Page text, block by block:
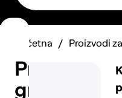
Prijavi
grešku
Početna Proizvodi